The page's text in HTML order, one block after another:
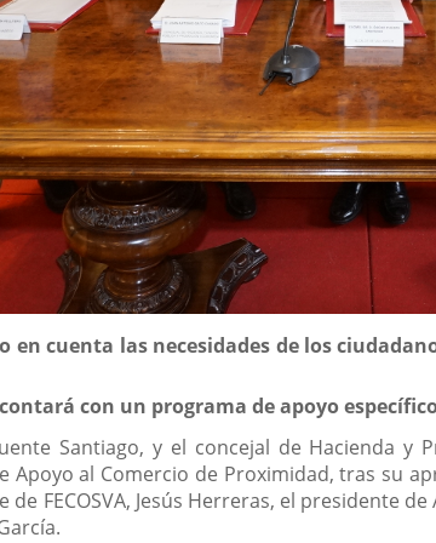
en cuenta las necesidades de los
con un programa de apoyo
Santiago, y el concejal de Hacienda
Apoyo al Comercio de Proximidad, tras su
FECOSVA, Jesús Herreras, el presidente